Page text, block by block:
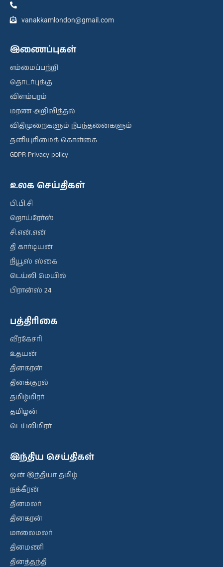
vanakkamlondon@gmail.com
இணைப்புகள்
எம்மைப்பற்றி
தொடர்புக்கு
விளம்பரம்
மரண அறிவித்தல்
விதிமுறைகளும் நிபந்தனைகளும்
தனியுரிமைக் கொள்கை
GDPR Privacy policy
உலக செய்திகள்
பி.பி.சி
றொய்ரேர்ஸ்
சி.என்.என்
தி கார்டியன்
நியூஸ் ஸ்கை
டெய்லி மெயில்
பிரான்ஸ் 24
பத்திரிகை
வீரகேசரி
உதயன்
தினகரன்
தினக்குரல்
தமிழ்மிரர்
தமிழன்
டெய்லிமிரர்
இந்திய செய்திகள்
ஒன் இந்தியா தமிழ்
நக்கீரன்
தினமலர்
தினகரன்
மாலைமலர்
தினமணி
தினத்தந்தி